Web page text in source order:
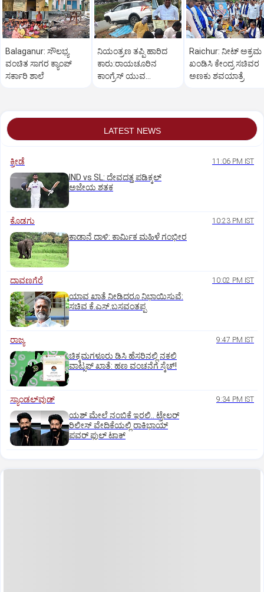
Balaganur: ಸೌಲಭ್ಯ
ವಂಚಿತ ಸಾಗರ ಕ್ಯಾಂಪ್
ಸರ್ಕಾರಿ ಶಾಲೆ
ನಿಯಂತ್ರಣ ತಪ್ಪಿ ಹಾರಿದ
ಕಾರು:ರಾಯಚೂರಿನ
ಕಾಂಗ್ರೆಸ್ ಯುವ
Raichur: ನೀಟ್ ಅಕ್ರಮ
ಖಂಡಿಸಿ ಕೇಂದ್ರ ಸಚಿವರ
ಅಣಕು ಶವಯಾತ್ರೆ
LATEST NEWS
ಕ್ರೀಡೆ 11:06 PM IST
IND vs SL: ದೇವದತ್ತ ಪಡಿಕ್ಕಲ್‌
ಅಜೇಯ ಶತಕ
ಕೊಡಗು 10:23 PM IST
ಕಾಡಾನೆ ದಾಳಿ: ಕಾರ್ಮಿಕ ಮಹಿಳೆ ಗಂಭೀರ
ದಾವಣಗೆರೆ 10:02 PM IST
ಯಾವ ಖಾತೆ ನೀಡಿದರೂ ನಿಭಾಯಿಸುವೆ:
ಸಚಿವ ಕೆ.ಎಸ್.ಬಸವಂತಪ್ಪ
ರಾಜ್ಯ 9:47 PM IST
ಚಿಕ್ಕಮಗಳೂರು ಡಿಸಿ ಹೆಸರಿನಲ್ಲಿ ನಕಲಿ
ವಾಟ್ಸಪ್ ಖಾತೆ: ಹಣ ವಂಚನೆಗೆ ಸ್ಕೆಚ್!
ಸ್ಯಾಂಡಲ್‌ವುಡ್‌ 9:34 PM IST
ಯಶ್‌ ಮೇಲೆ ನಂಬಿಕೆ ಇರಲಿ.. ಟ್ರೇಲರ್‌
ರಿಲೀಸ್‌ ವೇದಿಕೆಯಲ್ಲಿ ರಾಕಿಭಾಯ್‌
ಪವರ್‌ ಫುಲ್‌ ಟಾಕ್